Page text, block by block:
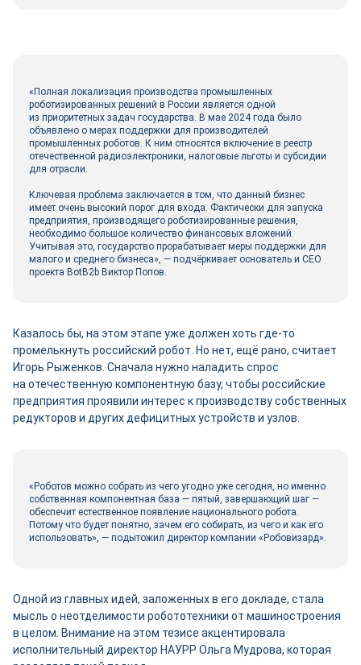
«Полная локализация производства промышленных
роботизированных решений в России является одной
из приоритетных задач государства. В мае 2024 года было
объявлено о мерах поддержки для производителей
промышленных роботов. К ним относятся включение в реестр
отечественной радиоэлектроники, налоговые льготы и субсидии
для отрасли.
Ключевая проблема заключается в том, что данный бизнес
имеет очень высокий порог для входа. Фактически для запуска
предприятия, производящего роботизированные решения,
необходимо большое количество финансовых вложений.
Учитывая это, государство прорабатывает меры поддержки для
малого и среднего бизнеса», — подчёркивает основатель и СЕО
проекта BotB2b Виктор Попов.
Казалось бы, на этом этапе уже должен хоть где‑то
промелькнуть российский робот. Но нет, ещё рано, считает
Игорь Рыженков. Сначала нужно наладить спрос
на отечественную компонентную базу, чтобы российские
предприятия проявили интерес к производству собственных
редукторов и других дефицитных устройств и узлов.
«Роботов можно собрать из чего угодно уже сегодня, но именно
собственная компонентная база — пятый, завершающий шаг —
обеспечит естественное появление национального робота.
Потому что будет понятно, зачем его собирать, из чего и как его
использовать», — подытожил директор компании «Робовизард».
Одной из главных идей, заложенных в его докладе, стала
мысль о неотделимости робототехники от машиностроения
в целом. Внимание на этом тезисе акцентировала
исполнительный директор НАУРР Ольга Мудрова, которая